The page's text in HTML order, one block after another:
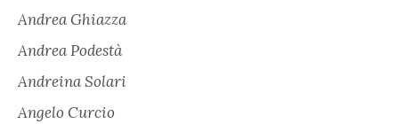
Andrea Ghiazza
Andrea Podestà
Andreina Solari
Angelo Curcio